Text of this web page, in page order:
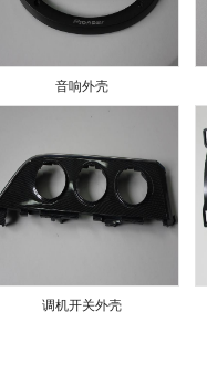
音响外壳
调机开关外壳